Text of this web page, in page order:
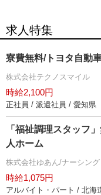
求人特集
寮費無料/トヨタ自動
株式会社テクノスマイル
時給2,100円
正社員 / 派遣社員 / 愛知県
「福祉調理スタッフ
人ホーム
株式会社ゆあん/ナーシン
時給1,075円
アルバイト・パート / 北海